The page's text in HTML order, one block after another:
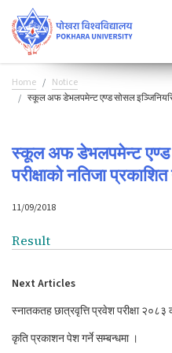
Home
Notice
स्कूल अफ डेभलपमेन्ट एण्ड सोसल
स्कूल अफ डेभलपमेन्ट एण्ड
परीक्षाको नतिजा
11/09/2018
Result
Next Articles
स्नातकतह छात्रवृत्ति प्रवेश परीक्षा २०८३
कृति प्रकाशन पेश गर्ने सम्बन्धमा ।